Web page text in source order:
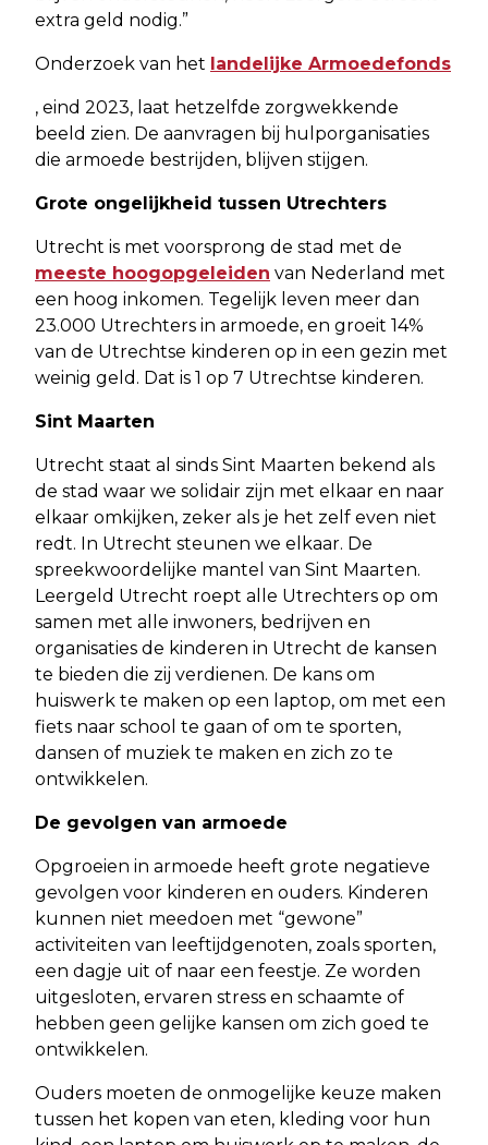
extra geld nodig.”
Onderzoek van het landelijke Armoedefonds
, eind 2023, laat hetzelfde zorgwekkende
beeld zien. De aanvragen bij hulporganisaties
die armoede bestrijden, blijven stijgen.
Grote ongelijkheid tussen Utrechters
Utrecht is met voorsprong de stad met de
meeste hoogopgeleiden van Nederland met
een hoog inkomen. Tegelijk leven meer dan
23.000 Utrechters in armoede, en groeit 14%
van de Utrechtse kinderen op in een gezin met
weinig geld. Dat is 1 op 7 Utrechtse kinderen.
Sint Maarten
Utrecht staat al sinds Sint Maarten bekend als
de stad waar we solidair zijn met elkaar en naar
elkaar omkijken, zeker als je het zelf even niet
redt. In Utrecht steunen we elkaar. De
spreekwoordelijke mantel van Sint Maarten.
Leergeld Utrecht roept alle Utrechters op om
samen met alle inwoners, bedrijven en
organisaties de kinderen in Utrecht de kansen
te bieden die zij verdienen. De kans om
huiswerk te maken op een laptop, om met een
fiets naar school te gaan of om te sporten,
dansen of muziek te maken en zich zo te
ontwikkelen.
De gevolgen van armoede
Opgroeien in armoede heeft grote negatieve
gevolgen voor kinderen en ouders. Kinderen
kunnen niet meedoen met “gewone”
activiteiten van leeftijdgenoten, zoals sporten,
een dagje uit of naar een feestje. Ze worden
uitgesloten, ervaren stress en schaamte of
hebben geen gelijke kansen om zich goed te
ontwikkelen.
Ouders moeten de onmogelijke keuze maken
tussen het kopen van eten, kleding voor hun